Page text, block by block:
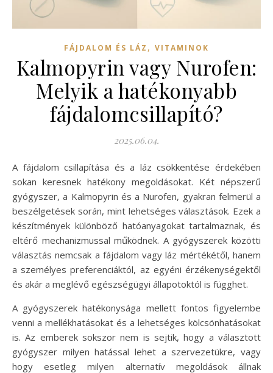
FÁJDALOM ÉS LÁZ , VITAMINOK
Kalmopyrin vagy Nurofen:
Melyik a hatékonyabb
fájdalomcsillapító?
2025.06.04.
A fájdalom csillapítása és a láz csökkentése érdekében
sokan keresnek hatékony megoldásokat. Két népszerű
gyógyszer, a Kalmopyrin és a Nurofen, gyakran felmerül a
beszélgetések során, mint lehetséges választások. Ezek a
készítmények különböző hatóanyagokat tartalmaznak, és
eltérő mechanizmussal működnek. A gyógyszerek közötti
választás nemcsak a fájdalom vagy láz mértékétől, hanem
a személyes preferenciáktól, az egyéni érzékenységektől
és akár a meglévő egészségügyi állapotoktól is függhet.
A gyógyszerek hatékonysága mellett fontos figyelembe
venni a mellékhatásokat és a lehetséges kölcsönhatásokat
is. Az emberek sokszor nem is sejtik, hogy a választott
gyógyszer milyen hatással lehet a szervezetükre, vagy
hogy esetleg milyen alternatív megoldások állnak